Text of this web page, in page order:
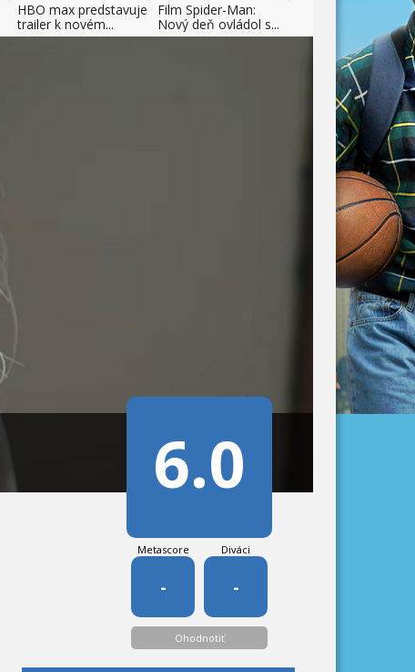
HBO max predstavuje
trailer k novém...
Film Spider-Man:
Nový deň ovládol s...
6.0
Metascore
-
Diváci
-
Ohodnotiť